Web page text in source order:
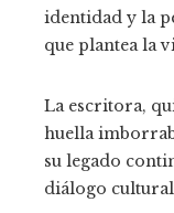
identidad y la
que plantea la
La escritora,
huella
su legado
diálogo